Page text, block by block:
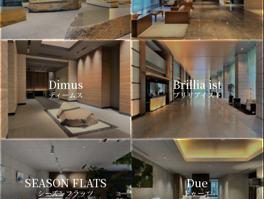
Dimus
ディームス
Brillia ist
ブリリアイスト
SEASON FLATS
シーズンフラッツ
Due
ドゥーエ